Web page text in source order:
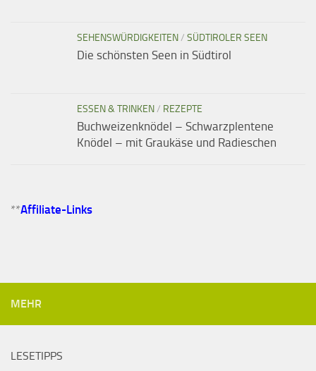
SEHENSWÜRDIGKEITEN/ SÜDTIROLER SEEN
Die schönsten Seen in Südtirol
ESSEN & TRINKEN/ REZEPTE
Buchweizenknödel – Schwarzplentene
Knödel – mit Graukäse und Radieschen
**Affiliate-Links
MEHR
LESETIPPS